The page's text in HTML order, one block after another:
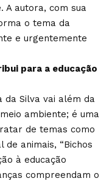
autora, com sua
o tema da
e urgentemente
para a educação
da Silva vai além da
ambiente; é uma
de temas como
animais, “Bichos
à educação
compreendam o